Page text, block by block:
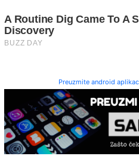
Preuzmite android